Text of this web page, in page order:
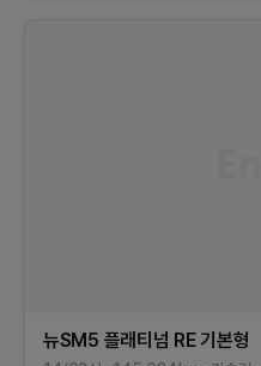
뉴SM5 플래티넘 RE기본형